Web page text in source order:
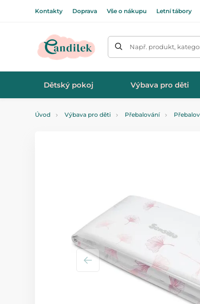
Kontakty Doprava Vše o nákupu Letní tábory
Např. produkt,
Dětský pokoj Výbava pro děti
Úvod Výbava pro děti Přebalování